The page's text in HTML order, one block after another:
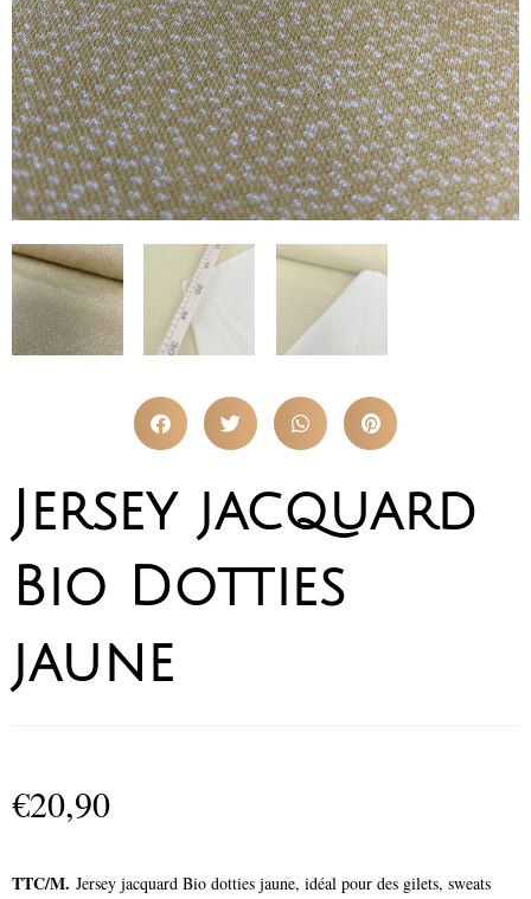
Jersey jacquard
Bio Dotties
jaune
€20,90
TTC/M. Jersey jacquard Bio dotties jaune, idéal pour des gilets, sweats